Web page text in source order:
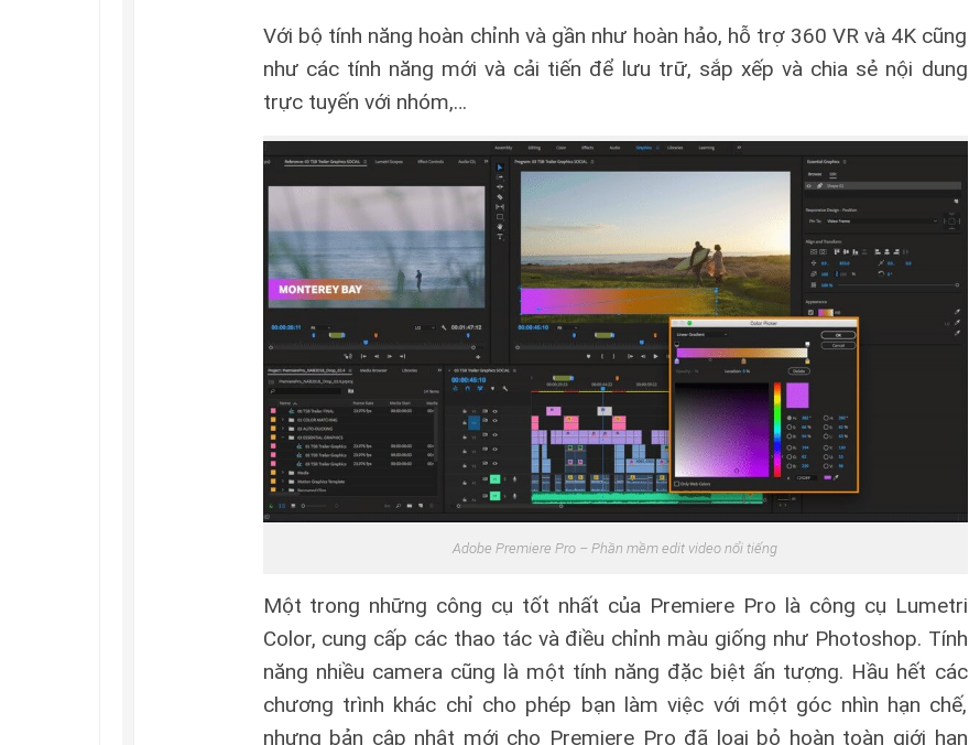
Với bộ tính năng hoàn chỉnh và gần như hoàn hảo, hỗ trợ 360 VR và 4K cũng
như các tính năng mới và cải tiến để lưu trữ, sắp xếp và chia sẻ nội dung
trực tuyến với nhóm,…
Adobe Premiere Pro – Phần mềm edit video nổi tiếng
Một trong những công cụ tốt nhất của Premiere Pro là công cụ Lumetri
Color, cung cấp các thao tác và điều chỉnh màu giống như Photoshop. Tính
năng nhiều camera cũng là một tính năng đặc biệt ấn tượng. Hầu hết các
chương trình khác chỉ cho phép bạn làm việc với một góc nhìn hạn chế,
nhưng bản cập nhật mới cho Premiere Pro đã loại bỏ hoàn toàn giới hạn